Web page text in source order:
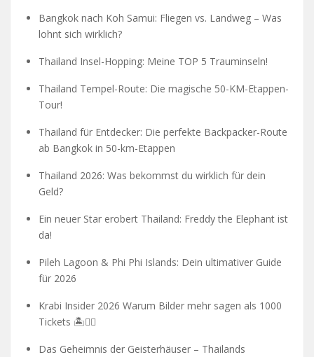
Bangkok nach Koh Samui: Fliegen vs. Landweg – Was
lohnt sich wirklich?
Thailand Insel-Hopping: Meine TOP 5 Trauminseln!
Thailand Tempel-Route: Die magische 50-KM-Etappen-
Tour!
Thailand für Entdecker: Die perfekte Backpacker-Route
ab Bangkok in 50-km-Etappen
Thailand 2026: Was bekommst du wirklich für dein
Geld?
Ein neuer Star erobert Thailand: Freddy the Elephant ist
da!
Pileh Lagoon & Phi Phi Islands: Dein ultimativer Guide
für 2026
Krabi Insider 2026 Warum Bilder mehr sagen als 1000
Tickets 🏝️🧗‍♂️
Das Geheimnis der Geisterhäuser – Thailands